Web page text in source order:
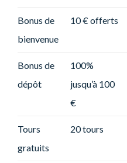
Bonus de
bienvenue
10 € offerts
Bonus de
dépôt
100%
jusqu’à 100
€
Tours
gratuits
20 tours